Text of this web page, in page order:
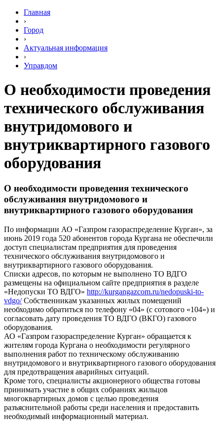
Главная
›
Город
›
Актуальная информация
›
Управдом
О необходимости проведения
технического обслуживания
внутридомового и
внутриквартирного газового
оборудования
О необходимости проведения технического
обслуживания внутридомового и
внутриквартирного газового оборудования
По информации АО «Газпром газораспределение Курган», за
июнь 2019 года 520 абонентов города Кургана не обеспечили
доступ специалистам предприятия для проведения
технического обслуживания внутридомового и
внутриквартирного газового оборудования.
Списки адресов, по которым не выполнено ТО ВДГО
размещены на официальном сайте предприятия в разделе
«Недопуски ТО ВДГО» http://kurgangazcom.ru/nedopuski-to-
vdgo/Собственникам указанных жилых помещений
необходимо обратиться по телефону «04» (с сотового «104») и
согласовать дату проведения ТО ВДГО (ВКГО) газового
оборудования.
АО «Газпром газораспределение Курган» обращается к
жителям города Кургана о необходимости регулярного
выполнения работ по техническому обслуживанию
внутридомового и внутриквартирного газового оборудования
для предотвращения аварийных ситуаций.
Кроме того, специалисты акционерного общества готовы
принимать участие в общих собраниях жильцов
многоквартирных домов с целью проведения
разъяснительной работы среди населения и предоставить
необходимый информационный материал.